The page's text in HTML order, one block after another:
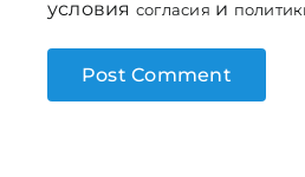
условия согласия и